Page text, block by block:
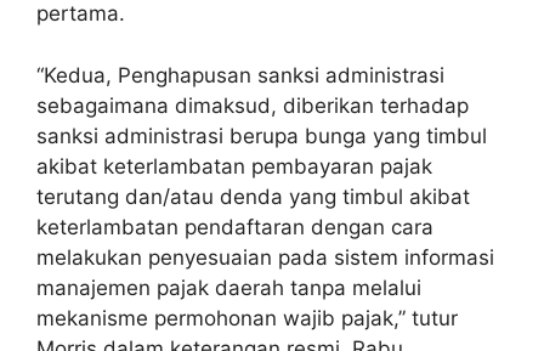
pertama.
“Kedua, Penghapusan sanksi administrasi
sebagaimana dimaksud, diberikan terhadap
sanksi administrasi berupa bunga yang timbul
akibat keterlambatan pembayaran pajak
terutang dan/atau denda yang timbul akibat
keterlambatan pendaftaran dengan cara
melakukan penyesuaian pada sistem informasi
manajemen pajak daerah tanpa melalui
mekanisme permohonan wajib pajak,” tutur